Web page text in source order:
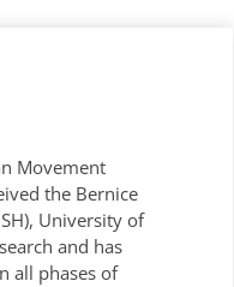
Movement
the Bernice
University of
and has
all phases of